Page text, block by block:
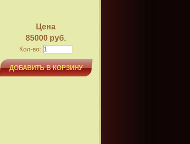
Цена
85000 руб.
Кол-во:
ДОБАВИТЬ В КОРЗИНУ